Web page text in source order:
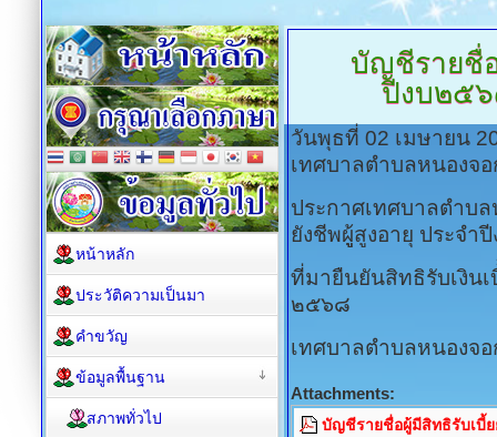
บัญชีรายชื่
ปีงบ๒๕
วันพุธที่ 02 เมษายน
เทศบาลตำบลหนองจ
ประกาศเทศบาลตำบ
ยังชีพผูู้สูงอายุ ประจ
ที่มายืนยันสิทธิรับเงิน
๒๕๖๘
เทศบาลตำบลหนองจอ
Attachments:
บัญชีรายชื่อผู้มีสิทธิรับเบี้
หน้าหลัก
ประวัติความเป็นมา
คำขวัญ
ข้อมูลพื้นฐาน
สภาพทั่วไป